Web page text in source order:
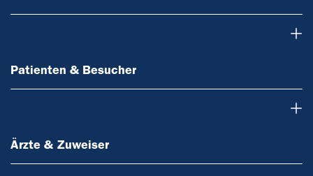
Patienten & Besucher
Ärzte & Zuweiser